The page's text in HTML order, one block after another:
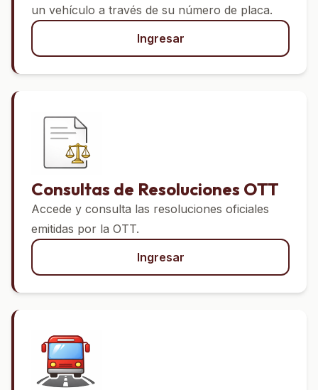
un vehículo a través de su número de placa.
Ingresar
Consultas de Resoluciones OTT
Accede y consulta las resoluciones oficiales
emitidas por la OTT.
Ingresar